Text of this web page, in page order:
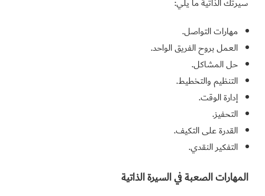
مهارات التواصل.
العمل بروح الفريق الواحد.
حل المشاكل.
التنظيم والتخطيط.
إدارة الوقت.
التحفيز.
القدرة على التكيف.
التفكير النقدي.
المهارات الصعبة في السيرة الذاتية